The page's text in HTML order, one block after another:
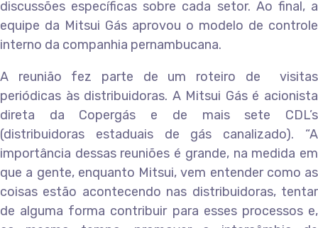
discussões específicas sobre cada setor. Ao final, a
equipe da Mitsui Gás aprovou o modelo de controle
interno da companhia pernambucana.
A reunião fez parte de um roteiro de visitas
periódicas às distribuidoras. A Mitsui Gás é acionista
direta da Copergás e de mais sete CDL’s
(distribuidoras estaduais de gás canalizado). “A
importância dessas reuniões é grande, na medida em
que a gente, enquanto Mitsui, vem entender como as
coisas estão acontecendo nas distribuidoras, tentar
de alguma forma contribuir para esses processos e,